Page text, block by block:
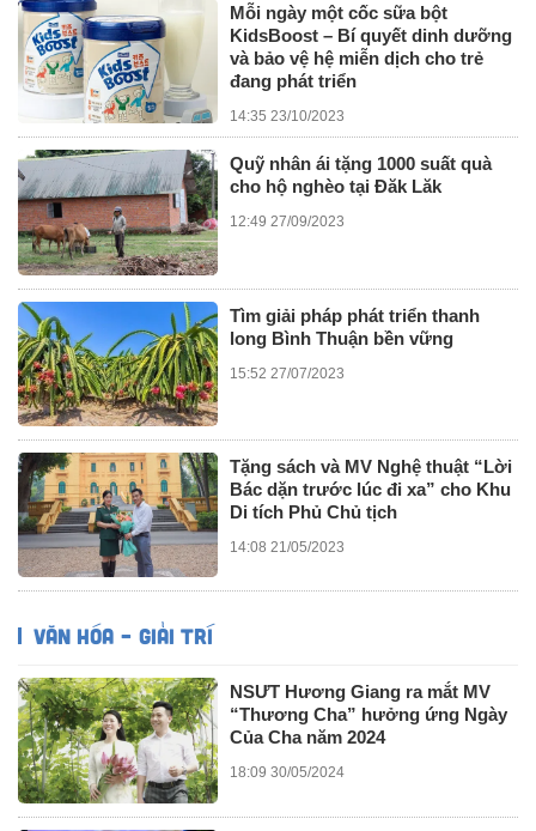
Mỗi ngày một cốc sữa bột
KidsBoost – Bí quyết dinh dưỡng
và bảo vệ hệ miễn dịch cho trẻ
đang phát triển
14:35 23/10/2023
Quỹ nhân ái tặng 1000 suất quà
cho hộ nghèo tại Đăk Lăk
12:49 27/09/2023
Tìm giải pháp phát triển thanh
long Bình Thuận bền vững
15:52 27/07/2023
Tặng sách và MV Nghệ thuật “Lời
Bác dặn trước lúc đi xa” cho Khu
Di tích Phủ Chủ tịch
14:08 21/05/2023
VĂN HÓA – GIẢI TRÍ
NSƯT Hương Giang ra mắt MV
“Thương Cha” hưởng ứng Ngày
Của Cha năm 2024
18:09 30/05/2024